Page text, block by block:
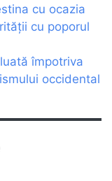
cu ocazia
cu poporul
împotriva
occidental